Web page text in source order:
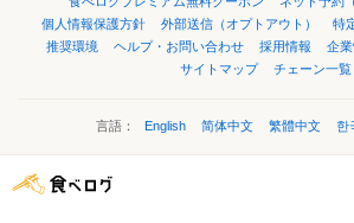
個人情報保護方針
外部送信（オプトアウト）
特
推奨環境
ヘルプ・お問い合わせ 採用情報 企
サイトマップ
チェーン一覧
言語： English 简体中文 繁體中文 한